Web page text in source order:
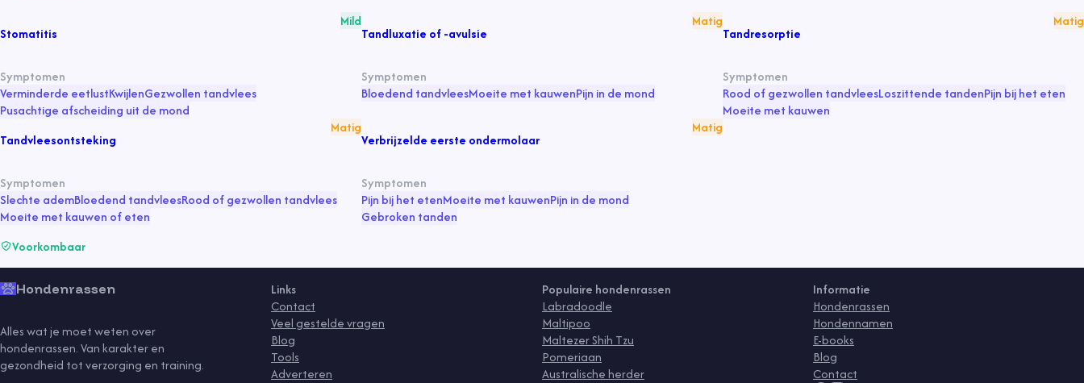
Stomatitis
Mild
Symptomen
Verminderde eetlustKwijlenGezwollen tandvlees
Pusachtige afscheiding uit de mond
Tandluxatie of -avulsie
Matig
Symptomen
Bloedend tandvleesMoeite met kauwenPijn in de mond
Tandresorptie
Matig
Symptomen
Rood of gezwollen tandvleesLoszittende tandenPijn bij het eten
Moeite met kauwen
Tandvleesontsteking
Matig
Symptomen
Slechte ademBloedend tandvleesRood of gezwollen tandvlees
Moeite met kauwen of eten
Voorkombaar
Verbrijzelde eerste ondermolaar
Matig
Symptomen
Pijn bij het etenMoeite met kauwenPijn in de mond
Gebroken tanden
Hondenrassen
Alles wat je moet weten over
hondenrassen. Van karakter en
gezondheid tot verzorging en training.
Links
Contact
Veel gestelde vragen
Blog
Tools
Adverteren
Populaire hondenrassen
Labradoodle
Maltipoo
Maltezer Shih Tzu
Pomeriaan
Australische herder
Informatie
Hondenrassen
Hondennamen
E-books
Blog
Contact